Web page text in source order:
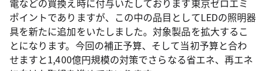
電などの買換え時に付与いたしております東京ゼロエミ
ポイントでありますが、この中の品目としてLEDの照明器
具を新たに追加をいたしました。対象製品を拡大するこ
とになります。今回の補正予算、そして当初予算と合わ
せますと1,400億円規模の対策でさらなる省エネ、再エネ